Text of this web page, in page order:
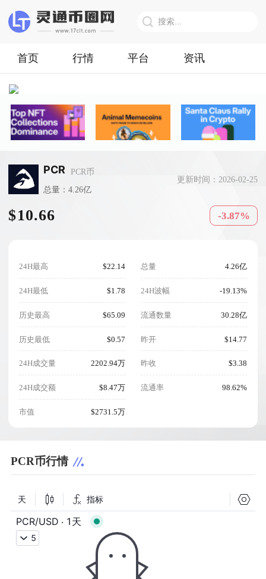
首页 行情 平台 资讯
PCR
PCR币
总量：4.26亿
更新时间：2026-02-25
$10.66 -3.87%
24H最高 $22.14
24H最低 $1.78
历史最高 $65.09
历史最低 $0.57
24H成交量 2202.94万
24H成交额 $8.47万
市值 $2731.5万
总量 4.26亿
24H波幅 -19.13%
流通数量 30.28亿
昨开 $14.77
昨收 $3.38
流通率 98.62%
PCR币行情